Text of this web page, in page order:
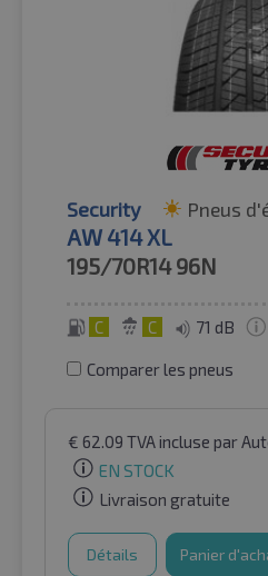
Security Pneus
AW 414 XL
195/70R14 96N
C C 71 dB
Comparer les pneus
€ 62.09 TVA incluse par
EN STOCK
Livraison gratuite
Détails Panier